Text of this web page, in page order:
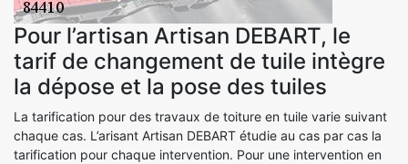
Pour l’artisan Artisan DEBART, le
tarif de changement de tuile intègre
la dépose et la pose des tuiles
La tarification pour des travaux de toiture en tuile varie suivant
chaque cas. L’arisant Artisan DEBART étudie au cas par cas la
tarification pour chaque intervention. Pour une intervention en